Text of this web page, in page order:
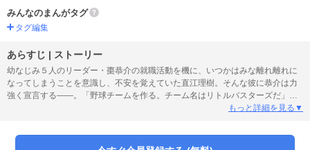
みんなのまんがタグ
タグ編集
あらすじ | ストーリー
幼なじみ５人のリーダー・棗恭介の就職活動を機に、いつかはみな離れ離れに
なってしまうことを意識し、不安を覚えていた直江理樹。そんな彼に恭介は力
強く宣言する――。「野球チームを作る。チーム名はリトルバスターズだ」
ＴＶアニメ版『リトルバスターズ！』公式コミカライズ第1巻!!もっと詳細を見る▼